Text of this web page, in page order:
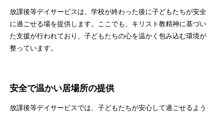
放課後等デイサービスは、学校が終わった後に子どもたちが安全
に過ごせる場を提供します。ここでも、キリスト教精神に基づい
た支援が行われており、子どもたちの心を温かく包み込む環境が
整っています。
安全で温かい居場所の提供
放課後等デイサービスでは、子どもたちが安心して過ごせるよう